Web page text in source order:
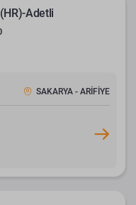
Adetli
SAKARYA - ARİFİYE